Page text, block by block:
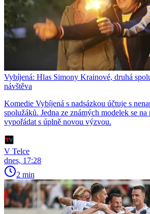
Vybíjená: Hlas Simony Krainové, druhá
návštěva
Komedie Vybíjená s nadsázkou účtuje s
spolužáků. Jedna ze známých modelek se na
vypořádat s úplně novou výzvou.
V Telce
dnes, 17:28
2 min